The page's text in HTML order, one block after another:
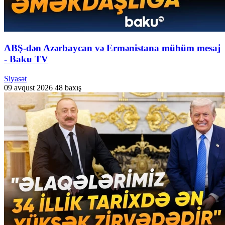
ABŞ-dən Azərbaycan və Ermənistana mühüm mesaj
- Baku TV
Siyasət
09 avqust 2026 48 baxış